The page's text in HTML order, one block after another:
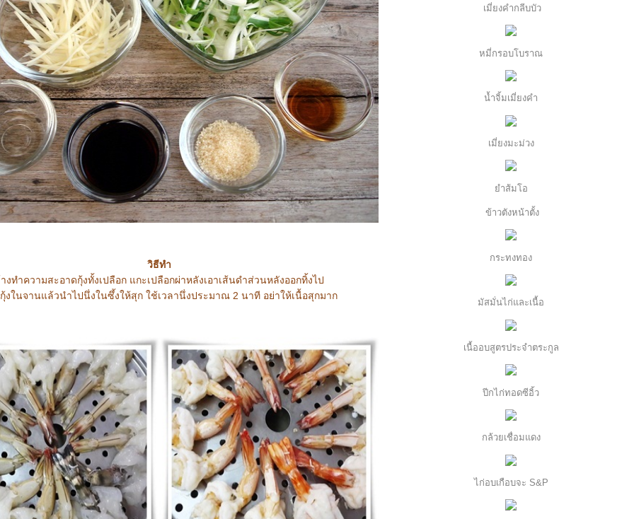
วิธีทำ
งทำความสะอาดกุ้งทั้งเปลือก แกะเปลือกผ่าหลังเอาเส้นดำส่วนหลังออกทิ้งไป
กุ้งในจานแล้วนำไปนึ่งในซึ้งให้สุก ใช้เวลานึ่งประมาณ 2 นาที อย่าให้เนื้อสุกมาก
เมี่ยงคำกลีบบัว
หมี่กรอบโบราณ
น้ำจิ้มเมี่ยงคำ
เมี่ยงมะม่วง
ำส้มโอ
ข้าวตังหน้าตั้ง
กระทงทอง
มัสมั่นไก่และเนื้อ
เนื้ออบสูตรประจำตระกูล
ปีกไก่ทอดซีอิ้ว
กล้วยเชื่อมแดง
ไก่อบเกือบจะ S&P